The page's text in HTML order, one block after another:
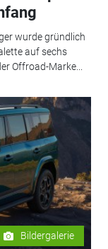
wurde gründlich
auf sechs
Offroad-Marke...
Bildergalerie